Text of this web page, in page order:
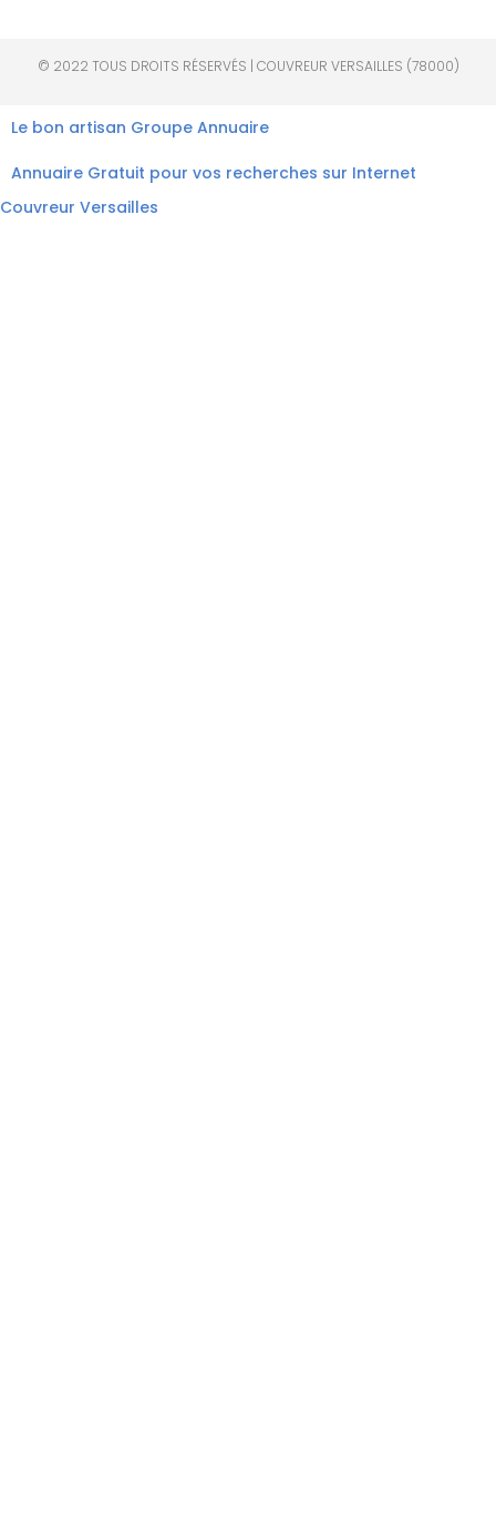
© 2022 TOUS DROITS RÉSERVÉS | COUVREUR VERSAILLES (78000)
Le bon artisan Groupe Annuaire
Annuaire Gratuit pour vos recherches sur Internet
Couvreur Versailles